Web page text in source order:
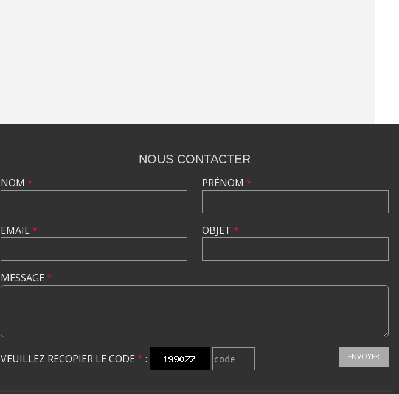
NOUS CONTACTER
NOM *
EMAIL*
PRÉNOM *
OBJET *
MESSAGE *
VEUILLEZ RECOPIER LE CODE * : ENVOYER